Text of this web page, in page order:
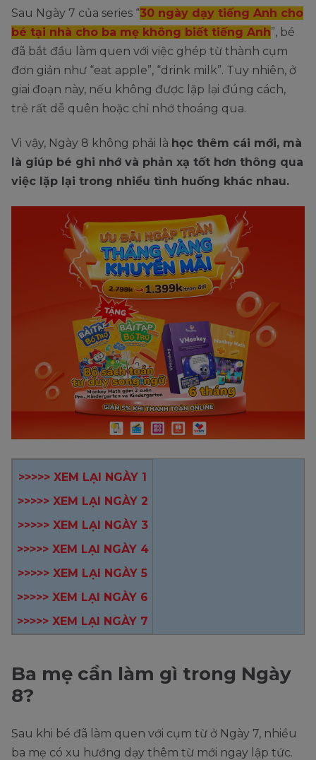
Sau Ngày 7 của series “30 ngày dạy tiếng Anh cho
bé tại nhà cho ba mẹ không biết tiếng Anh”, bé
đã bắt đầu làm quen với việc ghép từ thành cụm
đơn giản như “eat apple”, “drink milk”. Tuy nhiên, ở
giai đoạn này, nếu không được lặp lại đúng cách,
trẻ rất dễ quên hoặc chỉ nhớ thoáng qua.
Vì vậy, Ngày 8 không phải là học thêm cái mới, mà
là giúp bé ghi nhớ và phản xạ tốt hơn thông qua
việc lặp lại trong nhiều tình huống khác nhau.
>>>>> XEM LẠI NGÀY 1
>>>>> XEM LẠI NGÀY 2
>>>>> XEM LẠI NGÀY 3
>>>>> XEM LẠI NGÀY 4
>>>>> XEM LẠI NGÀY 5
>>>>> XEM LẠI NGÀY 6
>>>>> XEM LẠI NGÀY 7
Ba mẹ cần làm gì trong Ngày
8?
Sau khi bé đã làm quen với cụm từ ở Ngày 7, nhiều
ba mẹ có xu hướng dạy thêm từ mới ngay lập tức.